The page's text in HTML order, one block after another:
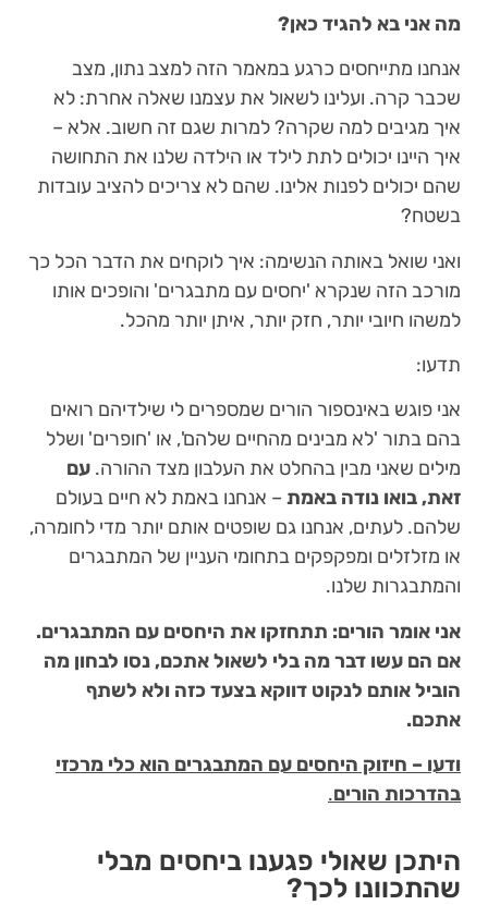
מה אני בא להגיד כאן?
אנחנו מתייחסים כרגע במאמר הזה למצב נתון, מצב
שכבר קרה. ועלינו לשאול את עצמנו שאלה אחרת: לא
איך מגיבים למה שקרה? למרות שגם זה חשוב. אלא –
איך היינו יכולים לתת לילד או הילדה שלנו את התחושה
שהם יכולים לפנות אלינו. שהם לא צריכים להציב עובדות
בשטח?
ואני שואל באותה הנשימה: איך לוקחים את הדבר הכל כך
מורכב הזה שנקרא 'יחסים עם מתבגרים' והופכים אותו
למשהו חיובי יותר, חזק יותר, איתן יותר מהכל.
תדעו:
אני פוגש באינספור הורים שמספרים לי שילדיהם רואים
בהם בתור 'לא מבינים מהחיים שלהם', או 'חופרים' ושלל
מילים שאני מבין בהחלט את העלבון מצד ההורה. עם
זאת, בואו נודה באמת – אנחנו באמת לא חיים בעולם
שלהם. לעתים, אנחנו גם שופטים אותם יותר מדי לחומרה,
או מזלזלים ומפקפקים בתחומי העניין של המתבגרים
והמתבגרות שלנו.
אני אומר הורים: תתחזקו את היחסים עם המתבגרים.
אם הם עשו דבר מה בלי לשאול אתכם, נסו לבחון מה
הוביל אותם לנקוט דווקא בצעד כזה ולא לשתף
אתכם.
ודעו – חיזוק היחסים עם המתבגרים הוא כלי מרכזי
בהדרכות הורים.
היתכן שאולי פגענו ביחסים מבלי
שהתכוונו לכך?